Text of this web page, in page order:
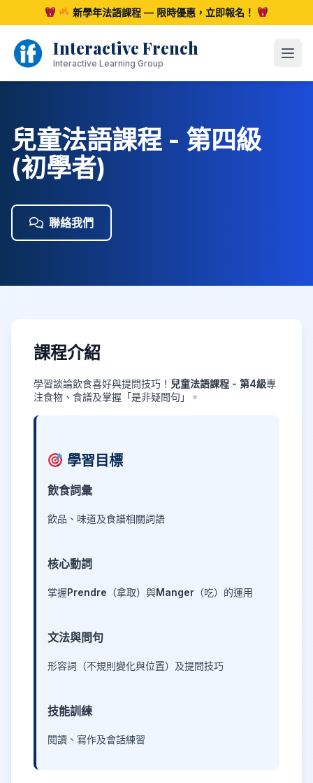
至
新學年法語課程 — 限時優惠，立即報名！
Interactive French
Interactive Learning Group 開啟
兒童法語課程 - 第四級
(初學者)
聯絡我們
課程介紹
學習談論飲食喜好與提問技巧！ 兒童法語課程 - 第4級專
注食物、食譜及掌握「是非疑問句」。
學習目標
飲食詞彙
飲品、味道及食譜相關詞語
核心動詞
掌握Prendre （拿取）與Manger （吃）的運用
文法與問句
形容詞（不規則變化與位置）及提問技巧
技能訓練
閱讀、寫作及會話練習